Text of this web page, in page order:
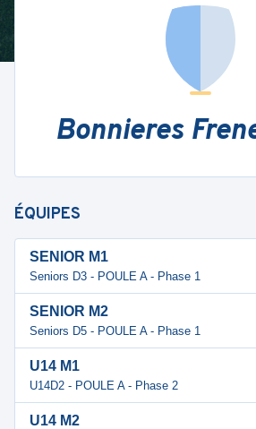
Bonnieres
ÉQUIPES
SENIOR M1
Seniors D3 - POULE A - Phase 1
SENIOR M2
Seniors D5 - POULE A - Phase 1
U14 M1
U14D2 - POULE A - Phase 2
U14 M2